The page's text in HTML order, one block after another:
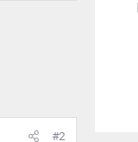
#2